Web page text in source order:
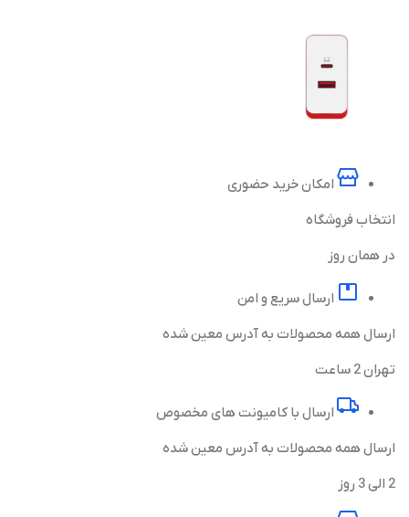
امکان خرید حضوری
انتخاب فروشگاه
در همان روز
ارسال سریع و امن
ارسال همه محصولات به آدرس معین شده
تهران 2 ساعت
ارسال با کامیونت های مخصوص
ارسال همه محصولات به آدرس معین شده
2 الی 3 روز